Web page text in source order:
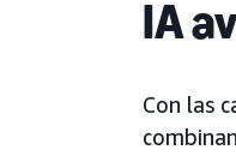
IA
Con las